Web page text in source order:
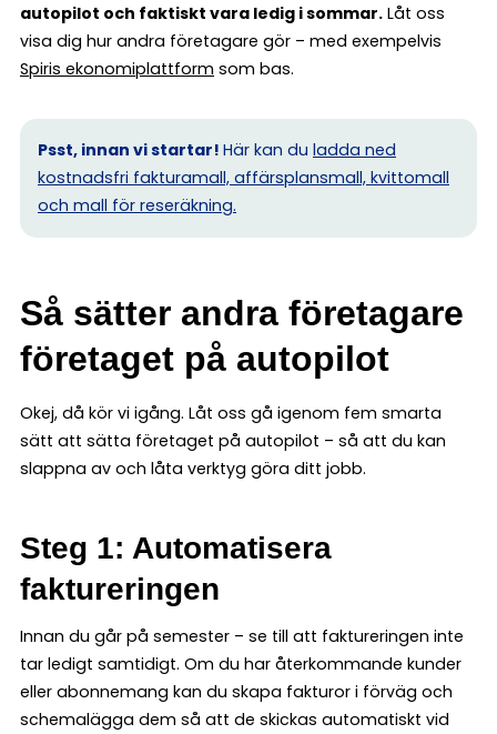
autopilot och faktiskt vara ledig i sommar. Låt oss
visa dig hur andra företagare gör – med exempelvis
Spiris ekonomiplattform som bas.
Psst, innan vi startar! Här kan du ladda ned
kostnadsfri fakturamall, affärsplansmall, kvittomall
och mall för reseräkning.
Så sätter andra företagare
företaget på autopilot
Okej, då kör vi igång. Låt oss gå igenom fem smarta
sätt att sätta företaget på autopilot – så att du kan
slappna av och låta verktyg göra ditt jobb.
Steg 1: Automatisera
faktureringen
Innan du går på semester – se till att faktureringen inte
tar ledigt samtidigt. Om du har återkommande kunder
eller abonnemang kan du skapa fakturor i förväg och
schemalägga dem så att de skickas automatiskt vid